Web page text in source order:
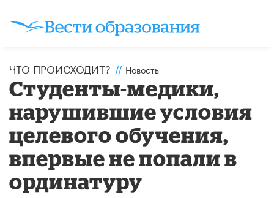
ЧТО ПРОИСХОДИТ? // Новость
Студенты-медики,
нарушившие условия
целевого обучения,
впервые не попали в
ординатуру